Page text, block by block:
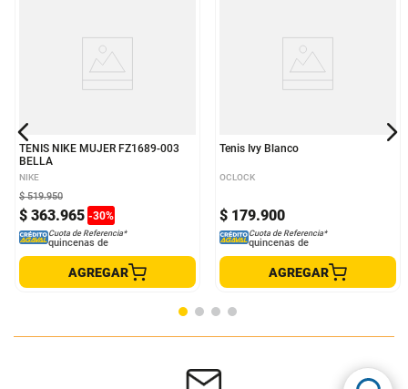
TENIS NIKE MUJER FZ1689-003
BELLA
NIKE
$ 363.965 -30%
$ 519.950
Cuota de Referencia*
quincenas de
AGREGAR
Tenis Ivy Blanco
OCLOCK
$ 179.900
Cuota de Referencia*
quincenas de
AGREGAR